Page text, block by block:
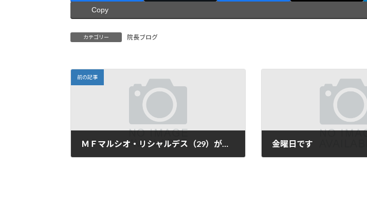
Copy
カテゴリー 院長ブログ
前の記事
金曜日です